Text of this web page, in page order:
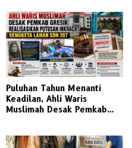
‎Puluhan Tahun Menanti
Keadilan, Ahli Waris
Muslimah Desak Pemkab
SDN 207